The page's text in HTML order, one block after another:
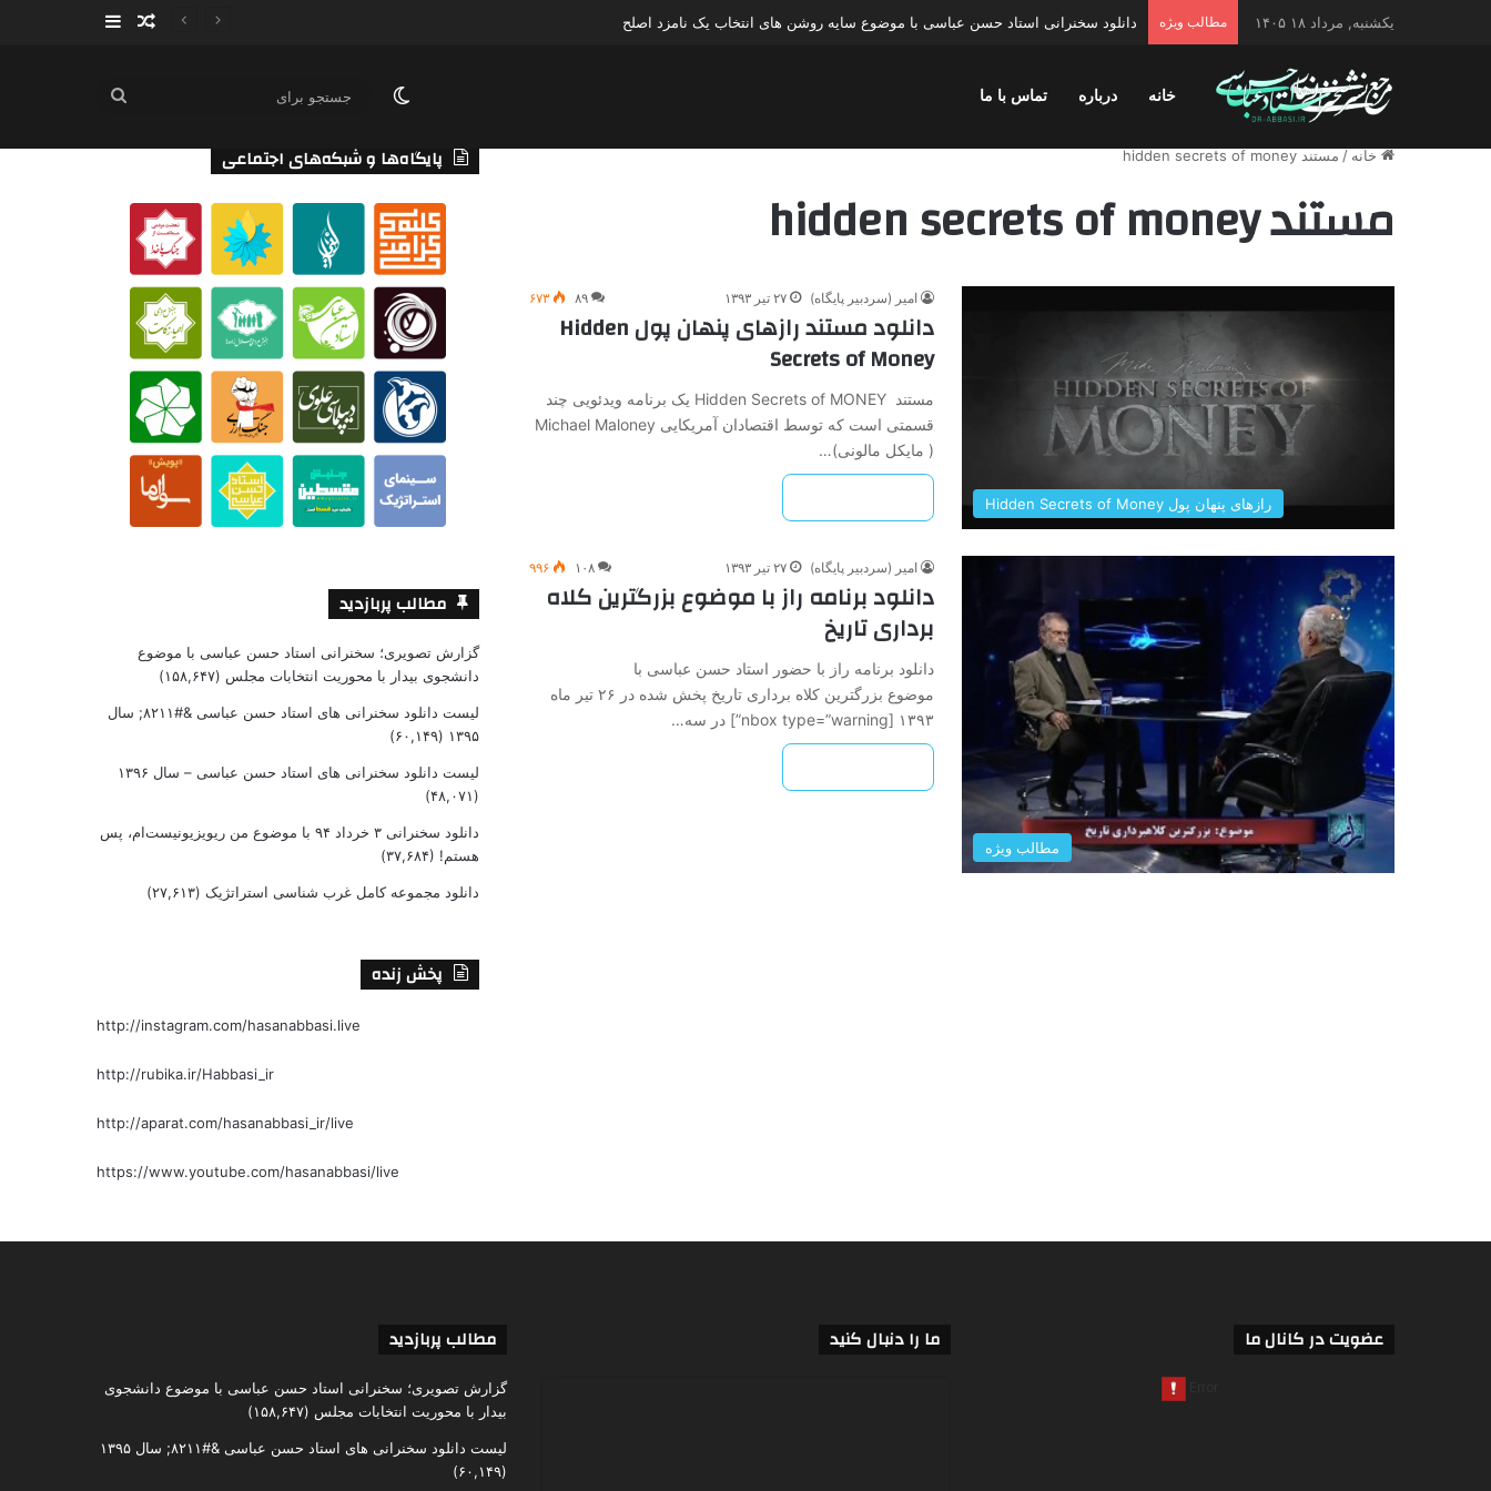
یکشنبه, مرداد ۱۸ ۱۴۰۵ مطالب ویژه دانلود سخنرانی استاد حسن عباسی با موضوع سایه روشن های انتخاب یک نامزد اصلح نوشته تصادفی
سایدبار
خانه درباره تماس با ما تغییر پوسته
جستجو
خانه / مستند hidden secrets of money
مستند hidden secrets of money
رازهای پنهان پول Hidden Secrets of Money
امیر (سردبیر پایگاه) ۲۷ تیر ۱۳۹۳ ۸۹ ۶۷۳
دانلود مستند رازهای پنهان پول Hidden
Secrets of Money
مستند Hidden Secrets of MONEY یک برنامه ویدئویی چند
قسمتی است که توسط اقتصادان آمریکایی Michael Maloney
( مایکل مالونی)…
مطالب ویژه
امیر (سردبیر پایگاه) ۲۷ تیر ۱۳۹۳ ۱۰۸ ۹۹۶
دانلود برنامه راز با موضوع بزرگترین کلاه
برداری تاریخ
دانلود برنامه راز با حضور استاد حسن عباسی با
موضوع بزرگترین کلاه برداری تاریخ پخش شده در ۲۶ تیر ماه
۱۳۹۳ [nbox type=”warning”] در سه…
پایگاه‌ها و شبکه‌های اجتماعی
مطالب پربازدید
گزارش تصویری؛ سخنرانی استاد حسن عباسی با موضوع
دانشجوی بیدار با محوریت انتخابات مجلس (۱۵۸,۶۴۷)
لیست دانلود سخنرانی های استاد حسن عباسی &#۸۲۱۱; سال
۱۳۹۵ (۶۰,۱۴۹)
لیست دانلود سخنرانی های استاد حسن عباسی – سال ۱۳۹۶
(۴۸,۰۷۱)
دانلود سخنرانی ۳ خرداد ۹۴ با موضوع من ریویزیونیست‌ام، پس
هستم! (۳۷,۶۸۴)
دانلود مجموعه کامل غرب شناسی استراتژیک (۲۷,۶۱۳)
پخش زنده
http://instagram.com/hasanabbasi.live
http://rubika.ir/Habbasi_ir
http://aparat.com/hasanabbasi_ir/live
https://www.youtube.com/hasanabbasi/live
عضویت در کانال ما ما را دنبال کنید مطالب پربازدید
گزارش تصویری؛ سخنرانی استاد حسن عباسی با موضوع دانشجوی
بیدار با محوریت انتخابات مجلس (۱۵۸,۶۴۷)
لیست دانلود سخنرانی های استاد حسن عباسی &#۸۲۱۱; سال ۱۳۹۵
(۶۰,۱۴۹)